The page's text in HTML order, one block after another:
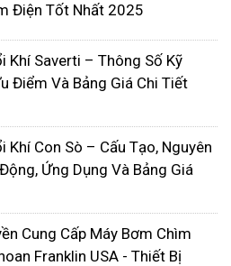
các dòng sản
Điện Tốt Nhất 2025
Khí Saverti – Thông Số Kỹ
Điểm Và Bảng Giá Chi Tiết
Khí Con Sò – Cấu Tạo, Nguyên
Ứng Dụng Và Bảng Giá
Cung Cấp Máy Bơm Chìm
Franklin USA - Thiết Bị